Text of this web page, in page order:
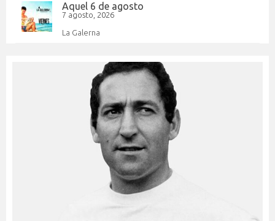
Aquel 6 de agosto
7 agosto, 2026
La Galerna